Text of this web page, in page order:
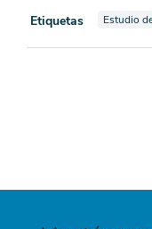
Etiquetas Ver
Estudio de